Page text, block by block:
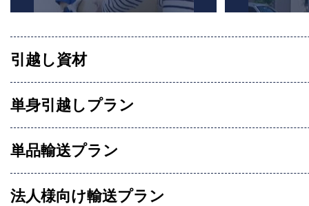
引越し資材
単身引越しプラン
単品輸送プラン
法人様向け輸送プラン